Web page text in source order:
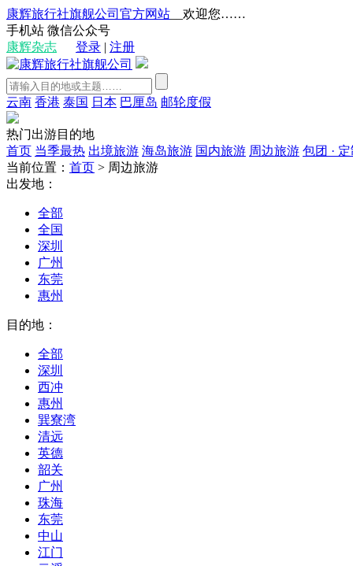
康辉旅行社旗舰公司官方网站 __欢迎您……
手机站 微信公众号
康辉杂志
登录 | 注册
云南 香港 泰国 日本 巴厘岛 邮轮度假
热门出游目的地
首页 当季最热 出境旅游 海岛旅游 国内旅游 周边旅游 包团 ·
当前位置： 首页 > 周边旅游
出发地：
全部
全国
深圳
广州
东莞
惠州
目的地：
全部
深圳
西冲
惠州
巽寮湾
清远
英德
韶关
广州
珠海
东莞
中山
江门